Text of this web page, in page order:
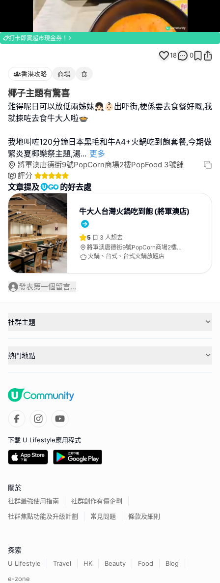
Loaded:
100.00%
打卡即賞超市現金券！
18 0
香港攻略 商場 食
椰子主題有驚喜
難得呢日可以放低兩姊妹👧🏻👶🏻出吓街,梗係要去食餐好嘅,我
就揀咗去食牛大人啦🍲
我地叫咗120分鐘日本黑毛和牛A4+火鍋吃到飽套餐,今期做
緊炎夏椰樂祭主題,湯... 更多
將軍澳唐德街9號PopCorn商場2樓PopFood 3號舖
評分
文章提及 的好去處
牛大人台灣火鍋吃到飽 (將軍澳店)
5 3 人想去
將軍澳唐德街9號PopCorn商場2樓
PopFood 3號舖
火鍋、台式、台式火鍋放題店
發表第一個留言...
社群主題
熱門地點
下載 U Lifestyle應用程式
關於
社群最強使用指南
社群創作有價企劃
社群焦點功能及升級計劃
常見問題 條款及細則
探索
U Lifestyle Travel HK Beauty Food
Blog
e-zone